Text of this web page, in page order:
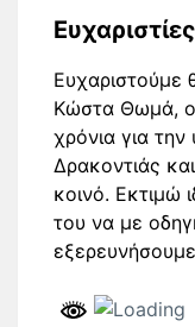
Ευχαριστίες
Ευχαριστούμε
Κώστα Θωμά, ο
χρόνια για
Δρακοντιάς
κοινό. Εκτιμώ
του να με
εξερευνήσουμε